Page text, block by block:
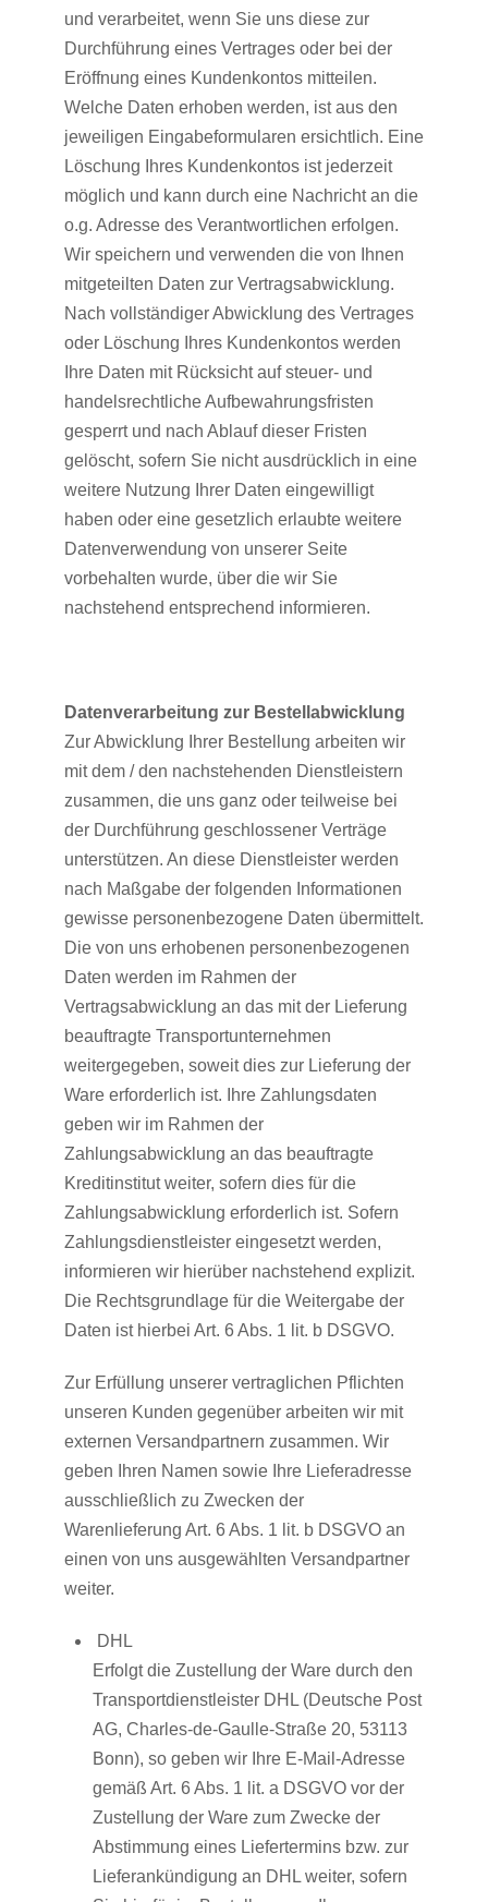
und verarbeitet, wenn Sie uns diese zur
Durchführung eines Vertrages oder bei der
Eröffnung eines Kundenkontos mitteilen.
Welche Daten erhoben werden, ist aus den
jeweiligen Eingabeformularen ersichtlich. Eine
Löschung Ihres Kundenkontos ist jederzeit
möglich und kann durch eine Nachricht an die
o.g. Adresse des Verantwortlichen erfolgen.
Wir speichern und verwenden die von Ihnen
mitgeteilten Daten zur Vertragsabwicklung.
Nach vollständiger Abwicklung des Vertrages
oder Löschung Ihres Kundenkontos werden
Ihre Daten mit Rücksicht auf steuer- und
handelsrechtliche Aufbewahrungsfristen
gesperrt und nach Ablauf dieser Fristen
gelöscht, sofern Sie nicht ausdrücklich in eine
weitere Nutzung Ihrer Daten eingewilligt
haben oder eine gesetzlich erlaubte weitere
Datenverwendung von unserer Seite
vorbehalten wurde, über die wir Sie
nachstehend entsprechend informieren.
Datenverarbeitung zur Bestellabwicklung
Zur Abwicklung Ihrer Bestellung arbeiten wir
mit dem / den nachstehenden Dienstleistern
zusammen, die uns ganz oder teilweise bei
der Durchführung geschlossener Verträge
unterstützen. An diese Dienstleister werden
nach Maßgabe der folgenden Informationen
gewisse personenbezogene Daten übermittelt.
Die von uns erhobenen personenbezogenen
Daten werden im Rahmen der
Vertragsabwicklung an das mit der Lieferung
beauftragte Transportunternehmen
weitergegeben, soweit dies zur Lieferung der
Ware erforderlich ist. Ihre Zahlungsdaten
geben wir im Rahmen der
Zahlungsabwicklung an das beauftragte
Kreditinstitut weiter, sofern dies für die
Zahlungsabwicklung erforderlich ist. Sofern
Zahlungsdienstleister eingesetzt werden,
informieren wir hierüber nachstehend explizit.
Die Rechtsgrundlage für die Weitergabe der
Daten ist hierbei Art. 6 Abs. 1 lit. b DSGVO.
Zur Erfüllung unserer vertraglichen Pflichten
unseren Kunden gegenüber arbeiten wir mit
externen Versandpartnern zusammen. Wir
geben Ihren Namen sowie Ihre Lieferadresse
ausschließlich zu Zwecken der
Warenlieferung Art. 6 Abs. 1 lit. b DSGVO an
einen von uns ausgewählten Versandpartner
weiter.
DHL
Erfolgt die Zustellung der Ware durch den
Transportdienstleister DHL (Deutsche Post
AG, Charles-de-Gaulle-Straße 20, 53113
Bonn), so geben wir Ihre E-Mail-Adresse
gemäß Art. 6 Abs. 1 lit. a DSGVO vor der
Zustellung der Ware zum Zwecke der
Abstimmung eines Liefertermins bzw. zur
Lieferankündigung an DHL weiter, sofern